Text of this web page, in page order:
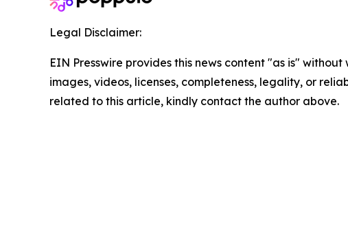
Legal Disclaimer:
EIN Presswire provides this news content "as is"
images, videos, licenses, completeness, legality, or
related to this article, kindly contact the author above.